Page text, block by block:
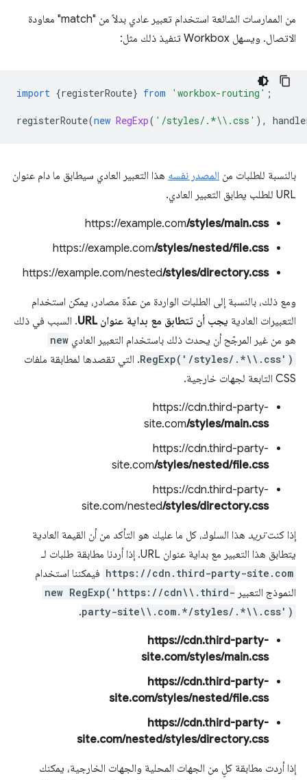
من الممارسات الشائعة استخدام تعبير عادي بدلاً من "match" معاودة
الاتصال. ويسهل Workbox تنفيذ ذلك مثل:
import {registerRoute} from 'workbox-routing' ;
registerRoute(new RegExp( '/styles/.*\\.css' ),
بالنسبة للطلبات من المصدر نفسه هذا التعبير العادي سيطابق ما دام عنوان
URL للطلب يطابق التعبير العادي.
https://example.com/styles/main.css
https://example.com/styles/nested/file.css
https://example.com/nested/styles/directory.css
ومع ذلك، بالنسبة إلى الطلبات الواردة من عدّة مصادر، يمكن استخدام
التعبيرات العادية يجب أن تتطابق مع بداية عنوان URL
. السبب في ذلك
هو من غير المرجّح أن يحدث ذلك باستخدام التعبير العادي new
RegExp('/styles/.*\\.css'). التي تقصدها لمطابقة ملفات
CSS التابعة لجهات خارجية.
https://cdn.third-party-
site.com/styles/main.css
https://cdn.third-party-
site.com/styles/nested/file.css
https://cdn.third-party-
site.com/nested/styles/directory.css
إذا كنتتريد هذا السلوك، كل ما عليك هو التأكد من أن القيمة العادية
يتطابق هذا التعبير مع بداية عنوان URL. إذا أردنا مطابقة طلبات لـ
https://cdn.third-party-site.com فيمكننا استخدام
النموذج التعبير new RegExp('https://cdn\\.third-
party-site\\.com.*/styles/.*\\.css')
.
https://cdn.third-party-
site.com/styles/main.css
https://cdn.third-party-
site.com/styles/nested/file.css
https://cdn.third-party-
site.com/nested/styles/directory.css
إذا أردت مطابقة كلٍ من الجهات المحلية والجهات الخارجية، يمكنك